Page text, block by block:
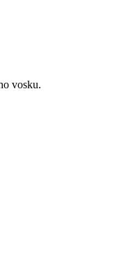
vosku.